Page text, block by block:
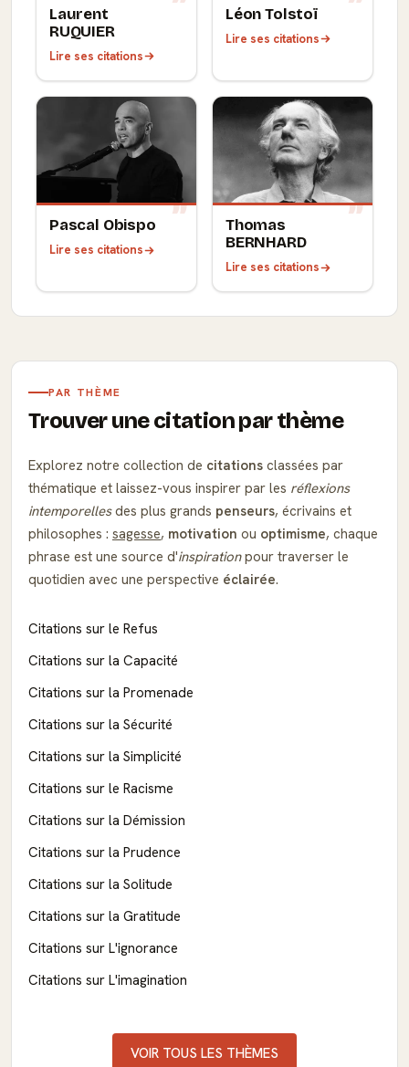
Laurent
RUQUIER
Lire ses citations
Léon Tolstoï
Lire ses citations
Pascal Obispo
Lire ses citations
Thomas
BERNHARD
Lire ses citations
PAR THÈME
Trouver une citation par thème
Explorez notre collection de citations classées par
thématique et laissez-vous inspirer par les réflexions
intemporellesdes plus grands penseurs, écrivains et
philosophes : sagesse, motivation ou optimisme, chaque
phrase est une source d'inspirationpour traverser le
quotidien avec une perspective éclairée.
Citations sur le Refus
Citations sur la Capacité
Citations sur la Promenade
Citations sur la Sécurité
Citations sur la Simplicité
Citations sur le Racisme
Citations sur la Démission
Citations sur la Prudence
Citations sur la Solitude
Citations sur la Gratitude
Citations sur L'ignorance
Citations sur L'imagination
VOIR TOUS LES THÈMES